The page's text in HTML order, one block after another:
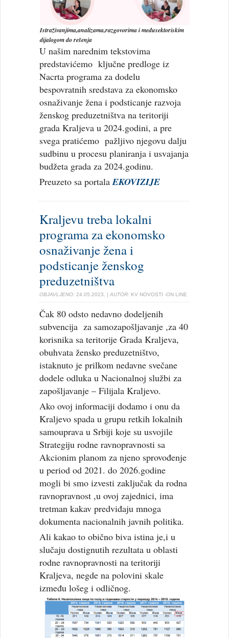
Istraživanjima,analizama,razgovorima i međusektoriskim
dijalogom do rešenja
U našim narednim tekstovima
predstavićemo ključne predloge iz
Nacrta programa za dodelu
bespovratnih sredstava za ekonomsko
osnaživanje žena i podsticanje razvoja
ženskog preduzetništva na teritoriji
grada Kraljeva u 2024.godini, a pre
svega pratićemo pažljivo njegovu dalju
sudbinu u procesu planiranja i usvajanja
budžeta grada za 2024.godinu.
Preuzeto sa portalaEKOVIZIJE
Kraljevu treba lokalni
programa za ekonomsko
osnaživanje žena i
podsticanje ženskog
preduzetništva
OBJAVLJENO: 24.05.2023. | AUTOR: KV NOVOSTI -ON LINE
Čak 80 odsto nedavno dodeljenih
subvencija za samozapošljavanje ,za 40
korisnika sa teritorije Grada Kraljeva,
obuhvata žensko preduzetništvo,
istaknuto je prilkom nedavne svečane
dodele odluka u Nacionalnoj službi za
zapošljavanje – Filijala Kraljevo.
Ako ovoj informaciji dodamo i onu da
Kraljevo spada u grupu retkih lokalnih
samouprava u Srbiji koje su usvojile
Strategiju rodne ravnopravnosti sa
Akcionim planom za njeno sprovođenje
u period od 2021. do 2026.godine
mogli bi smo izvesti zaključak da rodna
ravnopravnost ,u ovoj zajednici, ima
tretman kakav predviđaju mnoga
dokumenta nacionalnih javnih politika.
Ali kakao to obično biva istina je,i u
slučaju dostignutih rezultata u oblasti
rodne ravnopravnosti na teritoriji
Kraljeva, negde na polovini skale
između lošeg i odličnog.